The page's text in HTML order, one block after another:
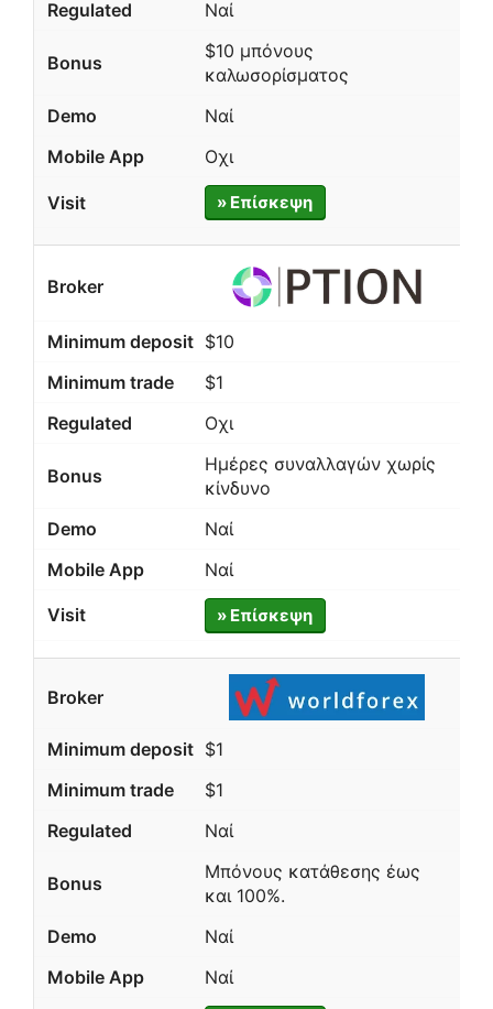
Ναί
$10 μπόνους
καλωσορίσματος
Ναί
Οχι
» Επίσκεψη
$10
$1
Οχι
Ημέρες συναλλαγών χωρίς
κίνδυνο
Ναί
Ναί
» Επίσκεψη
$1
$1
Ναί
Μπόνους κατάθεσης έως
και 100%.
Ναί
Ναί